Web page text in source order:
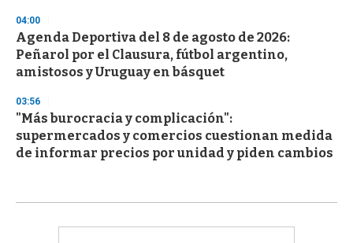
04:00
Agenda Deportiva del 8 de agosto de 2026:
Peñarol por el Clausura, fútbol argentino,
amistosos y Uruguay en básquet
03:56
"Más burocracia y complicación":
supermercados y comercios cuestionan medida
de informar precios por unidad y piden cambios